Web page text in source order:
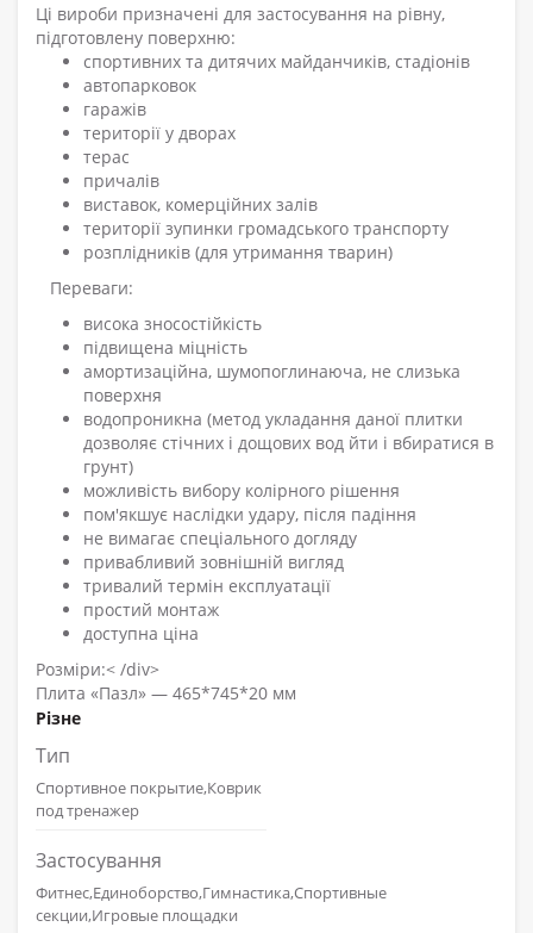
Ці вироби призначені для застосування на рівну,
підготовлену поверхню:
спортивних та дитячих майданчиків, стадіонів
автопарковок
гаражів
території у дворах
терас
причалів
виставок, комерційних залів
території зупинки громадського транспорту
розплідників (для утримання тварин)
Переваги:
висока зносостійкість
підвищена міцність
амортизаційна, шумопоглинаюча, не слизька
поверхня
водопроникна (метод укладання даної плитки
дозволяє стічних і дощових вод йти і вбиратися в
грунт)
можливість вибору колірного рішення
пом'якшує наслідки удару, після падіння
не вимагає спеціального догляду
привабливий зовнішній вигляд
тривалий термін експлуатації
простий монтаж
доступна ціна
Розміри:< /div>
Плита «Пазл» — 465*745*20 мм
Різне
Тип
Спортивное покрытие,Коврик
под тренажер
Застосування
Фитнес,Единоборство,Гимнастика,Спортивные
секции,Игровые площадки